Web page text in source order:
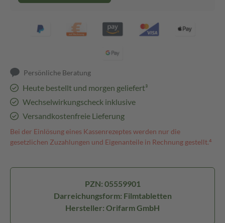
Persönliche Beratung
Heute bestellt und morgen geliefert³
Wechselwirkungscheck inklusive
Versandkostenfreie Lieferung
Bei der Einlösung eines Kassenrezeptes werden nur die
gesetzlichen Zuzahlungen und Eigenanteile in Rechnung gestellt.⁴
PZN: 05559901
Darreichungsform: Filmtabletten
Hersteller: Orifarm GmbH